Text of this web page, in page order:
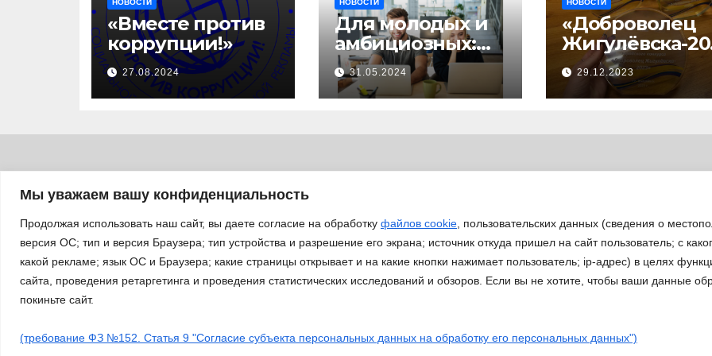
Мы уважаем вашу конфиденциальность
Продолжая использовать наш сайт, вы даете согласие на обработку файлов cookie , пользовательских данных (сведения о
версия ОС; тип и версия Браузера; тип устройства и разрешение его экрана; источник откуда пришел на сайт пользователь; с
какой рекламе; язык ОС и Браузера; какие страницы открывает и на какие кнопки нажимает пользователь; ip-адрес) в целях
сайта, проведения ретаргетинга и проведения статистических исследований и обзоров. Если вы не хотите, чтобы ваши данные
покиньте сайт.
(требование ФЗ №152. Статья 9 "Согласие субъекта персональных данных на обработку его персональных данных")
НОВОСТИ
«Вместе против
коррупции!»
27.08.2024
НОВОСТИ
Для молодых и
амбициозных:
стартовал прием
заявок на
участие в
31.05.2024
НОВОСТИ
«Доброволец
Жигулёвска-
» 29.12.2023